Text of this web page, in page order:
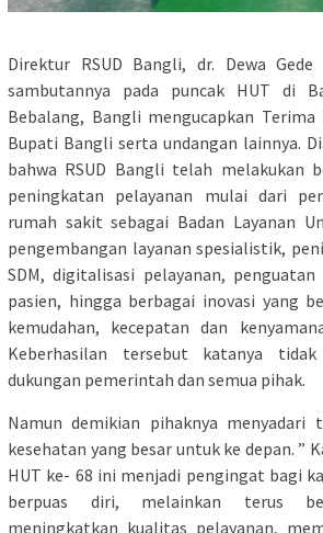
Direktur RSUD Bangli, dr. Dewa
sambutannya pada puncak HUT di
Bebalang, Bangli mengucapkan
Bupati Bangli serta undangan lainnya.
bahwa RSUD Bangli telah melakukan
peningkatan pelayanan mulai dari
rumah sakit sebagai Badan Layanan
pengembangan layanan spesialistik,
SDM, digitalisasi pelayanan, penguatan
pasien, hingga berbagai inovasi yang
kemudahan, kecepatan dan
Keberhasilan tersebut katanya
dukungan pemerintah dan semua pihak.
Namun demikian pihaknya menyadari
kesehatan yang besar untuk ke depan. ”
HUT ke- 68 ini menjadi pengingat bagi
berpuas diri, melainkan terus
meningkatkan kualitas pelayanan,